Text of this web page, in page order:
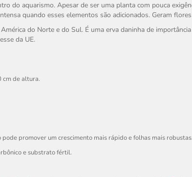
do aquarismo. Apesar de ser uma planta com pouca
quando esses elementos são adicionados. Geram
do Norte e do Sul. É uma erva daninha de
da UE.
de altura.
pode promover um crescimento mais rápido e folhas mais robustas.
e substrato fértil.